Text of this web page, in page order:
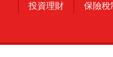
投資理財 保險稅